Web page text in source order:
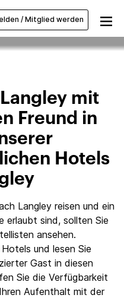
/ Mitglied werden
mit
Freund in
Hotels
Langley reisen und ein
erlaubt sind, sollten Sie
ansehen.
und lesen Sie
Gast in diesen
Sie die Verfügbarkeit
Aufenthalt mit der